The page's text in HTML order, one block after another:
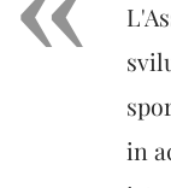
in